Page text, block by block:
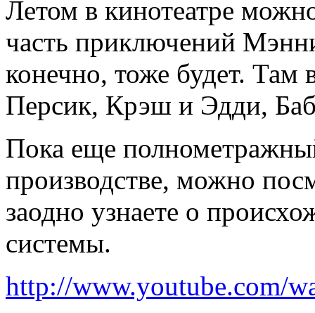
Летом в кинотеатре
часть приключений
конечно, тоже будет. Там
Персик, Крэш и Эдди,
Пока еще
производстве, можно
заодно узнаете о
системы.
http://www.youtube.com/